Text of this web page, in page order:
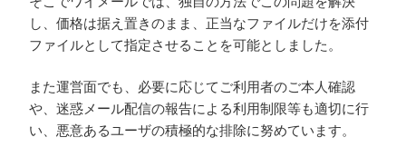
し、価格は据え置きのまま、正当なファイルだけを添付
ファイルとして指定させることを可能としました。
また運営面でも、必要に応じてご利用者のご本人確認
や、迷惑メール配信の報告による利用制限等も適切に行
い、悪意あるユーザの積極的な排除に努めています。